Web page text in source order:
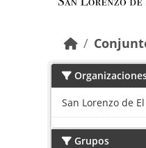
San Lorenzo de
Grupos